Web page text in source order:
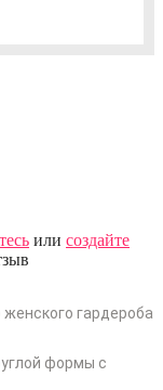
или создайте
гардероба
формы с